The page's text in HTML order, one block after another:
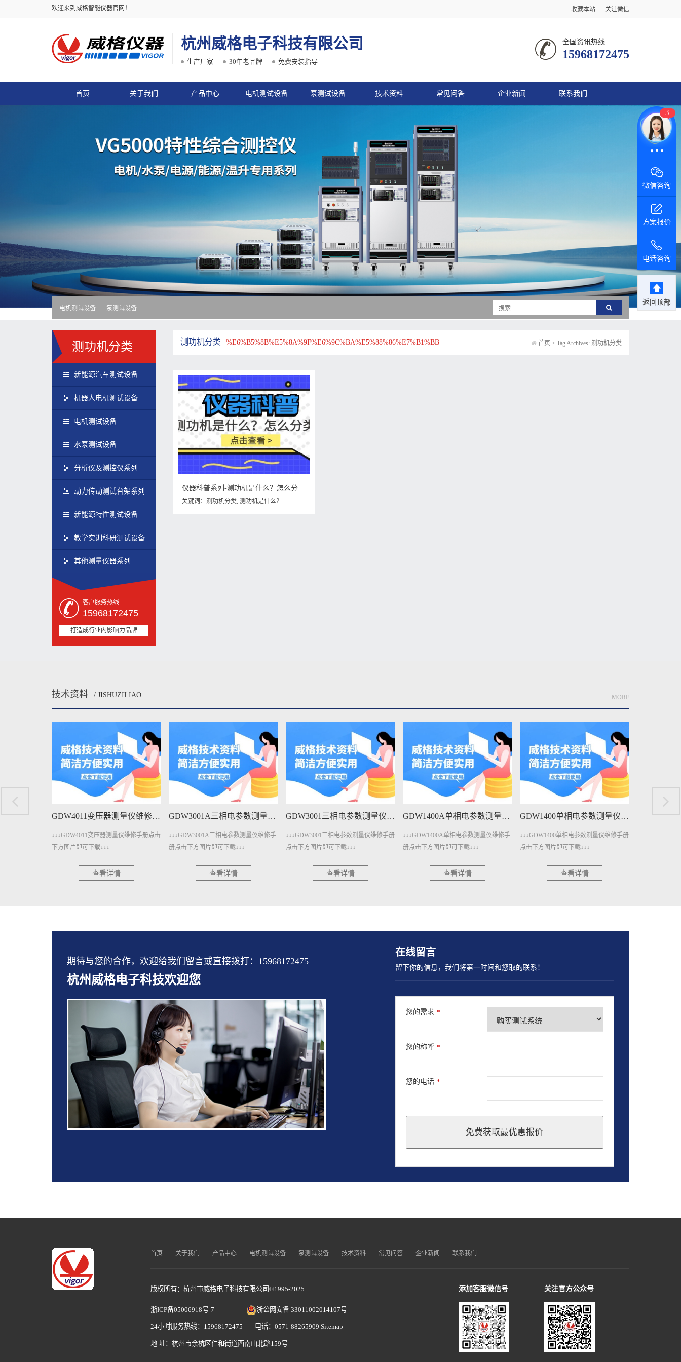
欢迎来到威格智能仪器官网！ 收藏本站 关注微信
杭州威格电子科技有限公司
生产厂家 30年老品牌 免费安装指导
全国资讯热线
15968172475
首页 关于我们 产品中心 电机测试设备 泵测试设备 技术资料 常见问答 企业新闻 联系我们
电机测试设备 泵测试设备
测功机分类
新能源汽车测试设备
机器人电机测试设备
电机测试设备
水泵测试设备
分析仪及测控仪系列
动力传动测试台架系列
新能源特性测试设备
教学实训科研测试设备
其他测量仪器系列
客户服务热线
15968172475
打造成行业内影响力品牌
测功机分类 %E6%B5%8B%E5%8A%9F%E6%9C%BA%E5%88%86%E7%B1%BB 首页 > Tag Archives: 测功机分类
仪器科普系列-测功机是什么？怎么分类？
关键词：测功机分类,测功机是什么？
技术资料 / JISHUZILIAO MORE
GDW4011变压器测量仪维修手册下载
↓↓↓GDW4011变压器测量仪维修手册点击
下方图片即可下载↓↓↓
查看详情
GDW3001A三相电参数测量仪维修手册下载
↓↓↓GDW3001A三相电参数测量仪维修手
册点击下方图片即可下载↓↓↓
查看详情
GDW3001三相电参数测量仪维修手册下载
↓↓↓GDW3001三相电参数测量仪维修手册
点击下方图片即可下载↓↓↓
查看详情
GDW1400A单相电参数测量仪维修手册下载
↓↓↓GDW1400A单相电参数测量仪维修手
册点击下方图片即可下载↓↓↓
查看详情
GDW1400单相电参数测量仪维修手册下载
↓↓↓GDW1400单相电参数测量仪维修手册
点击下方图片即可下载↓↓↓
查看详情
期待与您的合作，欢迎给我们留言或直接拨打：15968172475
杭州威格电子科技欢迎您
在线留言
留下你的信息，我们将第一时间和您取的联系！
您的需求 *
您的称呼 *
您的电话 *
免费获取最优惠报价
should
首页 关于我们 产品中心 电机测试设备 泵测试设备 技术资料 常见问答 企业新闻 联系我们
版权所有：杭州市威格电子科技有限公司©1995-2025 添加客服微信号 关注官方公众号
浙ICP备05006918号-7 浙公网安备 33011002014107号
24小时服务热线：15968172475 电话：0571-88265909 Sitemap
地 址：杭州市余杭区仁和街道西南山北路159号
3
微信咨询
方案报价
电话咨询
返回顶部